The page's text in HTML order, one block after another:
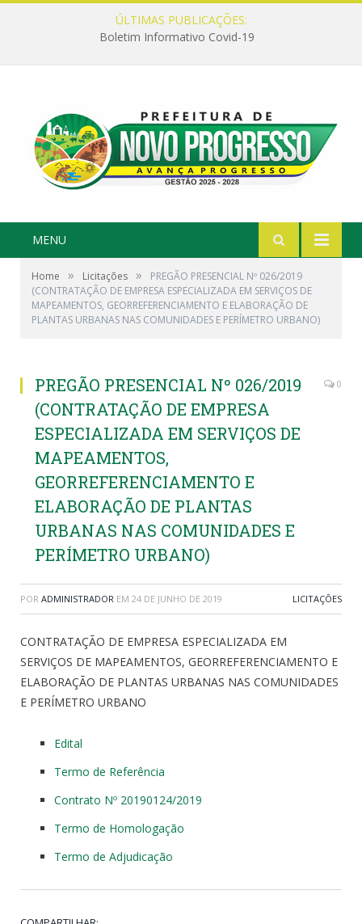
ÚLTIMAS PUBLICAÇÕES:
Boletim Informativo Covid-19
MENU
Home » Licitações »
PREGÃO PRESENCIAL Nº 026/2019
(CONTRATAÇÃO DE EMPRESA ESPECIALIZADA EM SERVIÇOS DE
MAPEAMENTOS, GEORREFERENCIAMENTO E ELABORAÇÃO DE
PLANTAS URBANAS NAS COMUNIDADES E PERÍMETRO URBANO)
PREGÃO PRESENCIAL Nº 026/2019
(CONTRATAÇÃO DE EMPRESA
ESPECIALIZADA EM SERVIÇOS DE
MAPEAMENTOS,
GEORREFERENCIAMENTO E
ELABORAÇÃO DE PLANTAS
URBANAS NAS COMUNIDADES E
PERÍMETRO URBANO)
0
POR ADMINISTRADOR EM 24 DE JUNHO DE 2019 LICITAÇÕES
CONTRATAÇÃO DE EMPRESA ESPECIALIZADA EM
SERVIÇOS DE MAPEAMENTOS, GEORREFERENCIAMENTO E
ELABORAÇÃO DE PLANTAS URBANAS NAS COMUNIDADES
E PERÍMETRO URBANO
Edital
Termo de Referência
Contrato Nº 20190124/2019
Termo de Homologação
Termo de Adjudicação